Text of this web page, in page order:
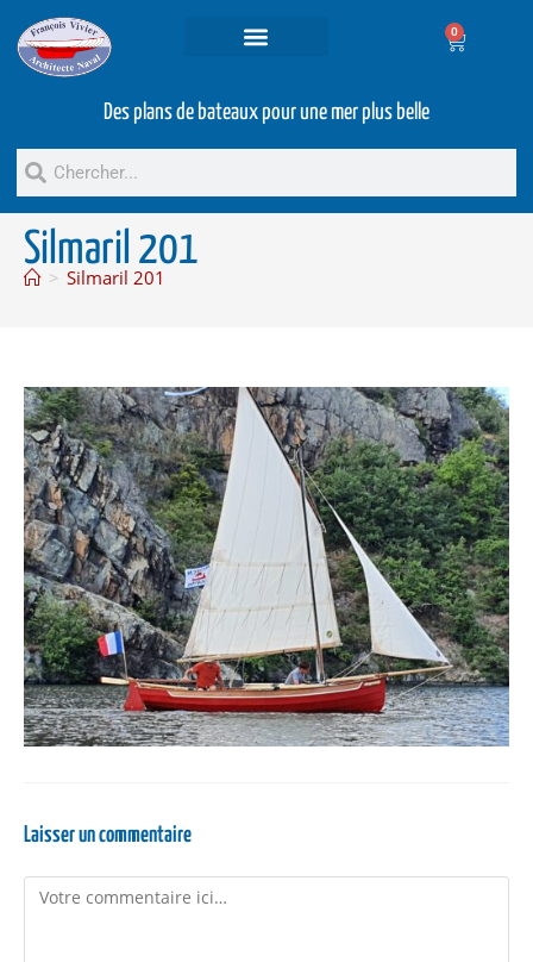
0
Des plans de bateaux pour une mer plus belle
Silmaril 201
> Silmaril 201
Laisser un commentaire